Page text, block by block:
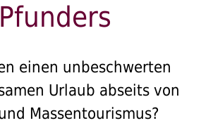
Pfunders
einen unbeschwerten
Urlaub abseits von
Massentourismus?